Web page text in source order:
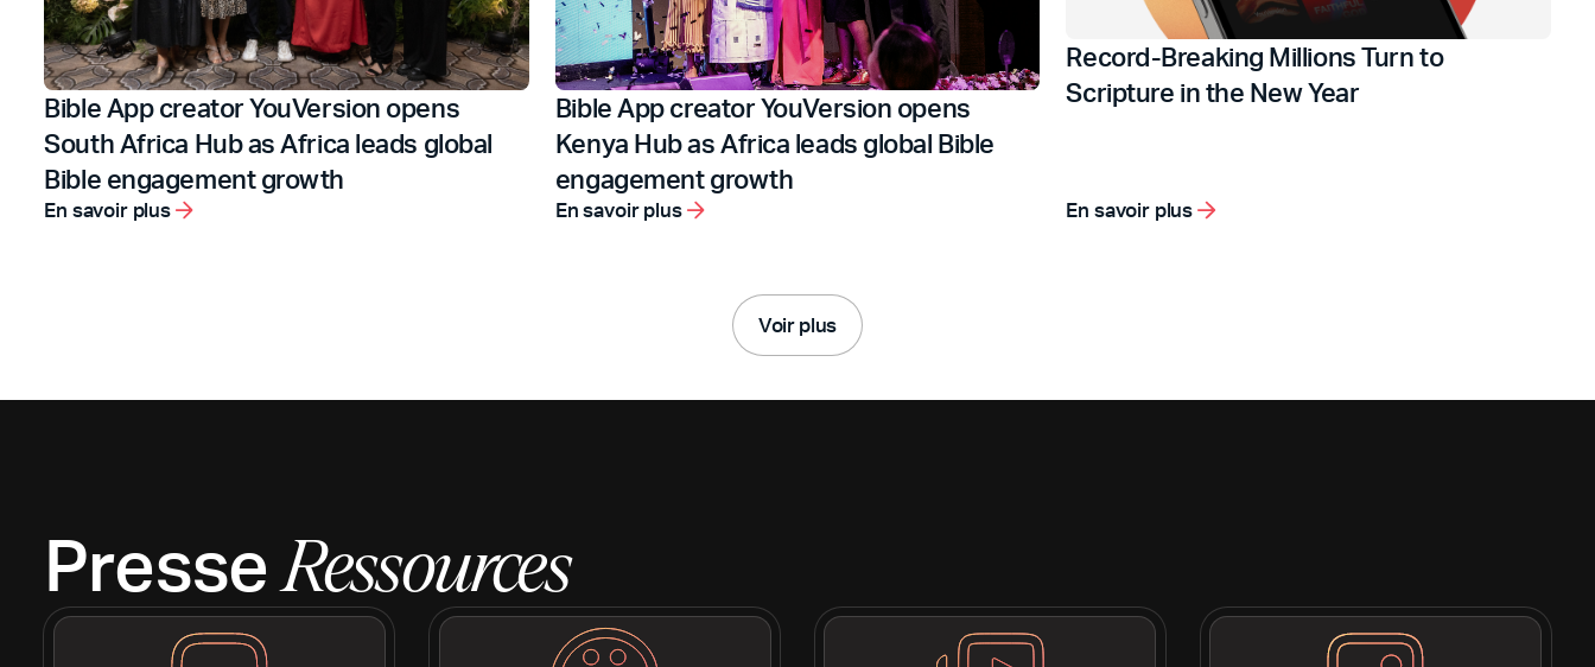
Bible App creator YouVersion opens
South Africa Hub as Africa leads global
Bible engagement growth
En savoir plus
Bible App creator YouVersion opens
Kenya Hub as Africa leads global Bible
engagement growth
En savoir plus
Record-Breaking Millions Turn to
Scripture in the New Year
En savoir plus
Voir plus
PresseRessources